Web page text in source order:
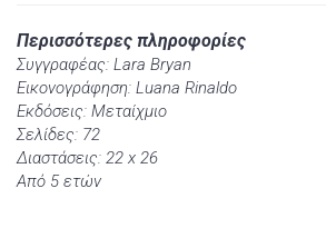
Περισσότερες πληροφορίες
Συγγραφέας: Lara Bryan
Εικονογράφηση: Luana Rinaldo
Εκδόσεις: Μεταίχμιο
Σελίδες: 72
Διαστάσεις: 22 x 26
Από 5 ετών